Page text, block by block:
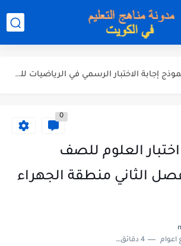
نموذج إجابة اختبار اللغة الانجليزية للصف الحادي عشر الفترة اثانية...
الاختبار القصير الاول لغة عربية للصف السابع الفصل الثاني الفترة...
مذكرة شاملة لكل دروس اللغة العربية الصف العاشر الفصل الثاني...
مذكرة تركيب النباتات أحياء الصف الحادي عشر العلمي الفصل الاول...
0
العلوم للصف
الثاني منطقة الجهراء
4 دقائق للقراءة